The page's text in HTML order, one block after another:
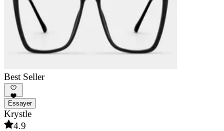
Best Seller
Essayer
Krystle
4.9